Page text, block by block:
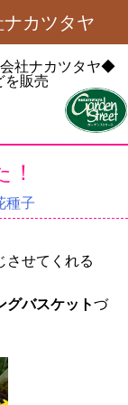
ナカツタヤ
社ナカツタヤ◆
を販売
種子
させてくれる
グバスケットづ